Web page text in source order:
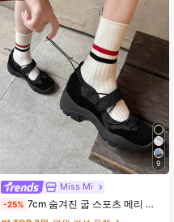
9
Miss Mi
-25% 7cm 숨겨진 굽 스포츠 메리 제인 슈즈, 봄 신상 여성 캐주얼 슈즈, 두꺼운 밑창 후크 앤 루프 클로저 슈즈
#1 TOP 3위 평원 여성 플랫
거의 매진!
#1 TOP 3위 평원 여성 플랫
#1 TOP 3위 평원 여성 플랫